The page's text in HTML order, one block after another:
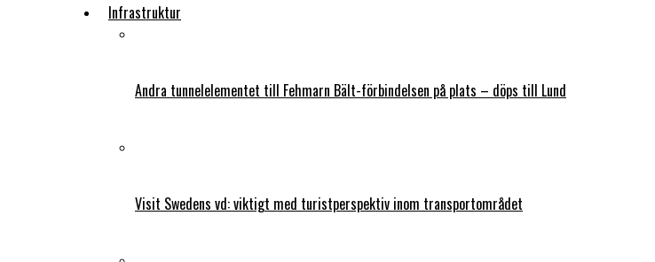
Infrastruktur
Andra tunnelelementet till Fehmarn Bält-förbindelsen på plats – döps till Lund
Visit Swedens vd: viktigt med turistperspektiv inom transportområdet